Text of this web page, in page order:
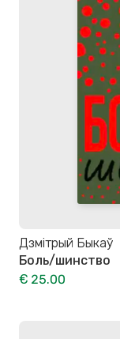
Дзмітрый Быкаў
Боль/шинство
€ 25.00